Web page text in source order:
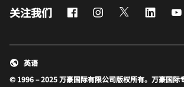
关注我们 FacebookInstagram
Twitter
© 1996 – 2025 万豪国际有限公司版权所有。万豪国际
英语